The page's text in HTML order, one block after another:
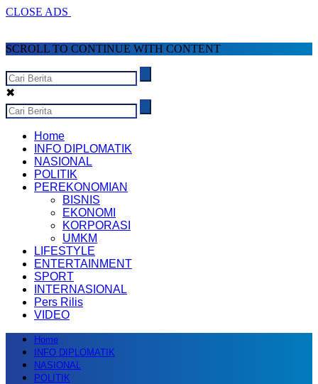
CLOSE ADS
SCROLL TO CONTINUE WITH CONTENT
✖
Home
INFO DIPLOMATIK
NASIONAL
POLITIK
PEREKONOMIAN
BISNIS
EKONOMI
KORPORASI
UMKM
LIFESTYLE
ENTERTAINMENT
SPORT
INTERNASIONAL
Pers Rilis
VIDEO
Home
INFO DIPLOMATIK
NASIONAL
POLITIK